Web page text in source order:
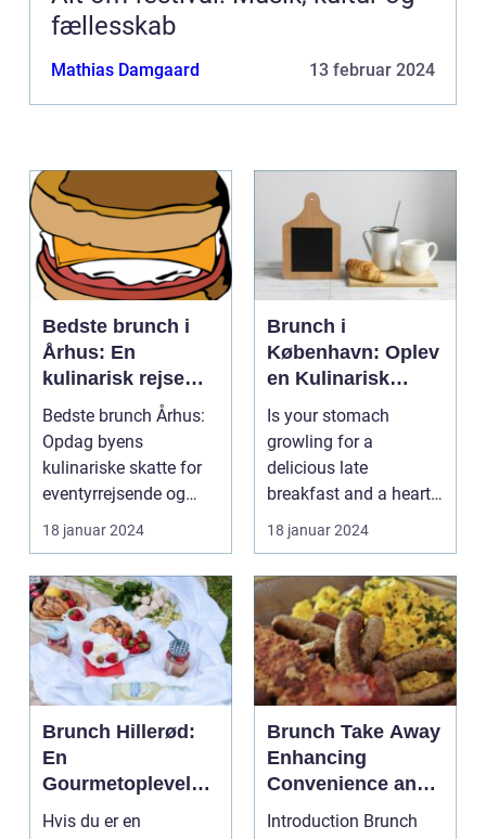
fællesskab
Mathias Damgaard 13 februar 2024
Bedste brunch i
Århus: En
kulinarisk rejse
gennem byens
smagfulde
morgenmåltider
eventyrrejsende
og backpackere
Bedste brunch Århus:
Opdag byens
kulinariske skatte for
eventyrrejsende og
backpackere
Indledning: ...
18 januar 2024
Brunch i
København: Oplev
en Kulinarisk
Eventyrrejse
Is your stomach
growling for a
delicious late
breakfast and a hearty
lunch combined? Look
no further...
18 januar 2024
Brunch Hillerød:
En
Gourmetoplevelse
i Nordsjælland
Hvis du er en
Brunch Take Away
Enhancing
Convenience and
Exploring Culinary
Introduction Brunch